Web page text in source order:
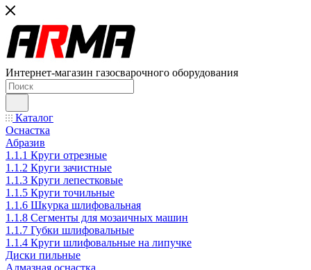
Интернет-магазин газосварочного оборудования
Каталог
Оснастка
Абразив
1.1.1 Круги отрезные
1.1.2 Круги зачистные
1.1.3 Круги лепестковые
1.1.5 Круги точильные
1.1.6 Шкурка шлифовальная
1.1.8 Сегменты для мозаичных машин
1.1.7 Губки шлифовальные
1.1.4 Круги шлифовальные на липучке
Диски пильные
Алмазная оснастка